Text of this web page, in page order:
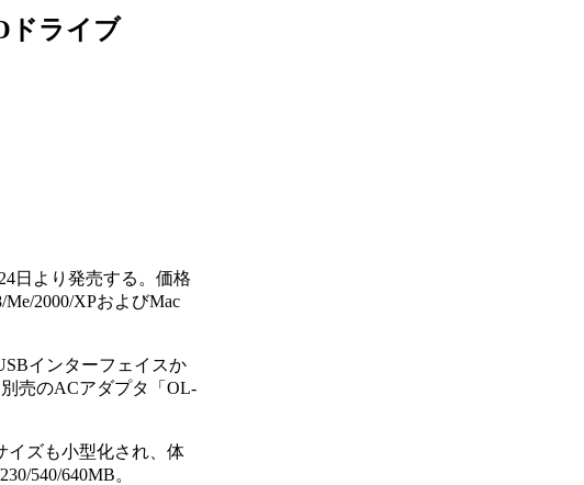
ドライブ
日より発売する。価格
2000/XPおよびMac
インターフェイスか
売のACアダプタ「OL-
イズも小型化され、体
540/640MB。